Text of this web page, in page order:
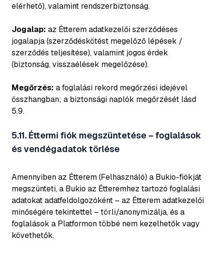
elérhető), valamint rendszerbiztonság.
Jogalap: az Étterem adatkezelői szerződéses
jogalapja (szerződéskötést megelőző lépések /
szerződés teljesítése), valamint jogos érdek
(biztonság, visszaélések megelőzése).
Megőrzés: a foglalási rekord megőrzési idejével
összhangban; a biztonsági naplók megőrzését lásd
5.9.
5.11. Éttermi fiók megszüntetése – foglalások
és vendégadatok törlése
Amennyiben az Étterem (Felhasználó) a Bukio-fiókját
megszünteti, a Bukio az Étteremhez tartozó foglalási
adatokat adatfeldolgozóként – az Étterem adatkezelői
minőségére tekintettel – törli/anonymizálja, és a
foglalások a Platformon többé nem kezelhetők vagy
követhetők.